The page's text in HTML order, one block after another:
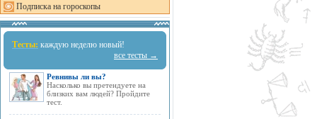
Подписка на гороскопы
Тесты: каждую неделю новый!
все тесты →
Ревнивы ли вы?
Насколько вы претендуете на
близких вам людей? Пройдите
тест.